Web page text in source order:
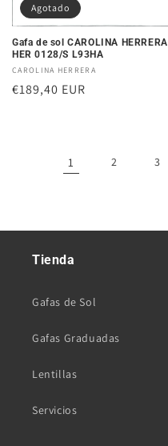
Agotado
Gafa de sol CAROLINA HERRERA
HER 0128/S L93HA
Proveedor:
CAROLINA HERRERA
Precio
€189,40 EUR
1 2 3
Tienda
Gafas de Sol
Gafas Graduadas
Lentillas
Servicios